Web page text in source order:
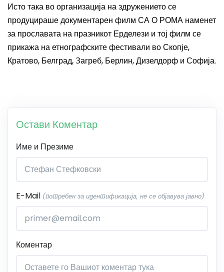
Исто така во организација на здружението се
продуцираше документарен филм СА О РОМА наменет
за прославата на празникот Ерделези и тој филм се
прикажа на етнографските фестивали во Скопје,
Кратово, Белград, Загреб, Берлин, Дизелдорф и Софија.
Остави Коментар
Име и Презиме
E-Mail (потребен за идентификација, не се објавува јавно)
Коментар